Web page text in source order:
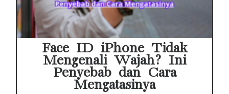
Face ID iPhone Tidak
Mengenali Wajah? Ini
Penyebab dan Cara
Mengatasinya